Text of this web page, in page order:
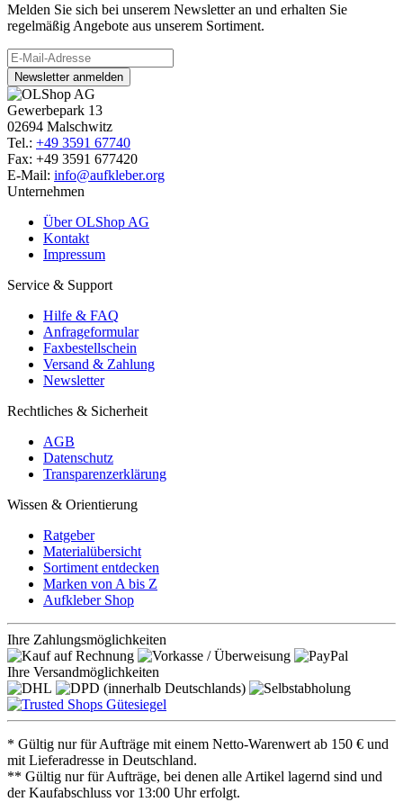
Melden Sie sich bei unserem Newsletter an und erhalten Sie
regelmäßig Angebote aus unserem Sortiment.
Newsletter anmelden
Gewerbepark 13
02694 Malschwitz
Tel.: +49 3591 67740
Fax: +49 3591 677420
E-Mail: info@aufkleber.org
Unternehmen
Über OLShop AG
Kontakt
Impressum
Service & Support
Hilfe & FAQ
Anfrageformular
Faxbestellschein
Versand & Zahlung
Newsletter
Rechtliches & Sicherheit
AGB
Datenschutz
Transparenzerklärung
Wissen & Orientierung
Ratgeber
Materialübersicht
Sortiment entdecken
Marken von A bis Z
Aufkleber Shop
Ihre Zahlungsmöglichkeiten
Ihre Versandmöglichkeiten
* Gültig nur für Aufträge mit einem Netto-Warenwert ab 150 € und
mit Lieferadresse in Deutschland.
** Gültig nur für Aufträge, bei denen alle Artikel lagernd sind und
der Kaufabschluss vor 13:00 Uhr erfolgt.